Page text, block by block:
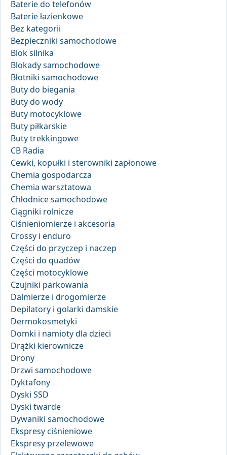
Baterie do telefonów
Baterie łazienkowe
Bez kategorii
Bezpieczniki samochodowe
Blok silnika
Blokady samochodowe
Błotniki samochodowe
Buty do biegania
Buty do wody
Buty motocyklowe
Buty piłkarskie
Buty trekkingowe
CB Radia
Cewki, kopułki i sterowniki zapłonowe
Chemia gospodarcza
Chemia warsztatowa
Chłodnice samochodowe
Ciągniki rolnicze
Ciśnieniomierze i akcesoria
Crossy i enduro
Części do przyczep i naczep
Części do quadów
Części motocyklowe
Czujniki parkowania
Dalmierze i drogomierze
Depilatory i golarki damskie
Dermokosmetyki
Domki i namioty dla dzieci
Drążki kierownicze
Drony
Drzwi samochodowe
Dyktafony
Dyski SSD
Dyski twarde
Dywaniki samochodowe
Ekspresy ciśnieniowe
Ekspresy przelewowe